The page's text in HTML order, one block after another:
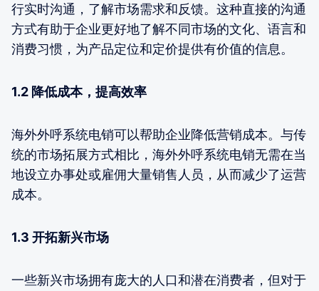
行实时沟通，了解市场需求和反馈。这种直接的沟通
方式有助于企业更好地了解不同市场的文化、语言和
消费习惯，为产品定位和定价提供有价值的信息。
1.2 降低成本，提高效率
海外外呼系统电销可以帮助企业降低营销成本。与传
统的市场拓展方式相比，海外外呼系统电销无需在当
地设立办事处或雇佣大量销售人员，从而减少了运营
成本。
1.3 开拓新兴市场
一些新兴市场拥有庞大的人口和潜在消费者，但对于